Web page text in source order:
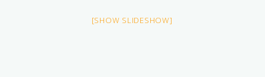
[SHOW SLIDESHOW]